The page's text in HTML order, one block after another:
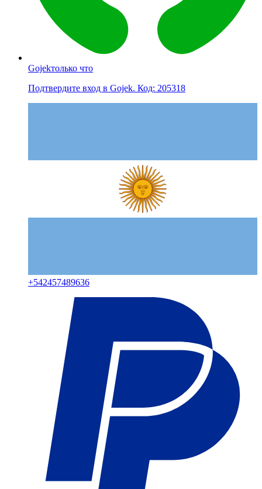
Gojekтолько что
Подтвердите вход в Gojek. Код: 205318
+542457489636